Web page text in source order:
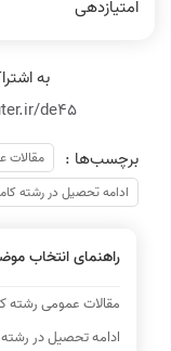
امتیازدهی
de45
برچسب‌ها :
مقالات
ادامه تحصیل در رشته
راهنمای انتخاب
مقالات عمومی رشته
ادامه تحصیل در رشته